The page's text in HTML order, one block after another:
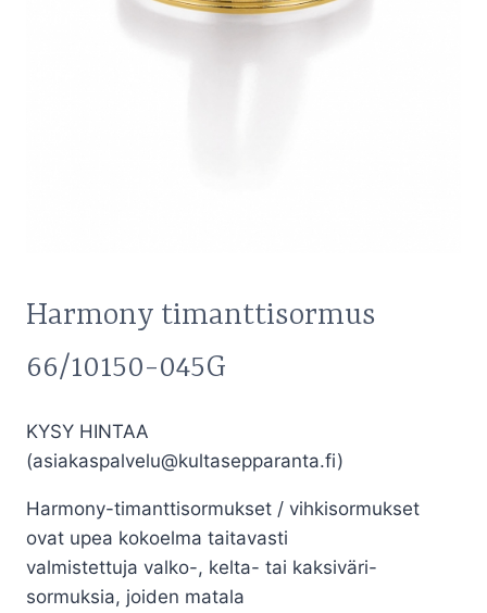
Harmony timanttisormus
66/10150-045G
KYSY HINTAA
(asiakaspalvelu@kultasepparanta.fi)
Harmony-timanttisormukset / vihkisormukset
ovat upea kokoelma taitavasti
valmistettuja valko-, kelta- tai kaksiväri-
sormuksia, joiden matala